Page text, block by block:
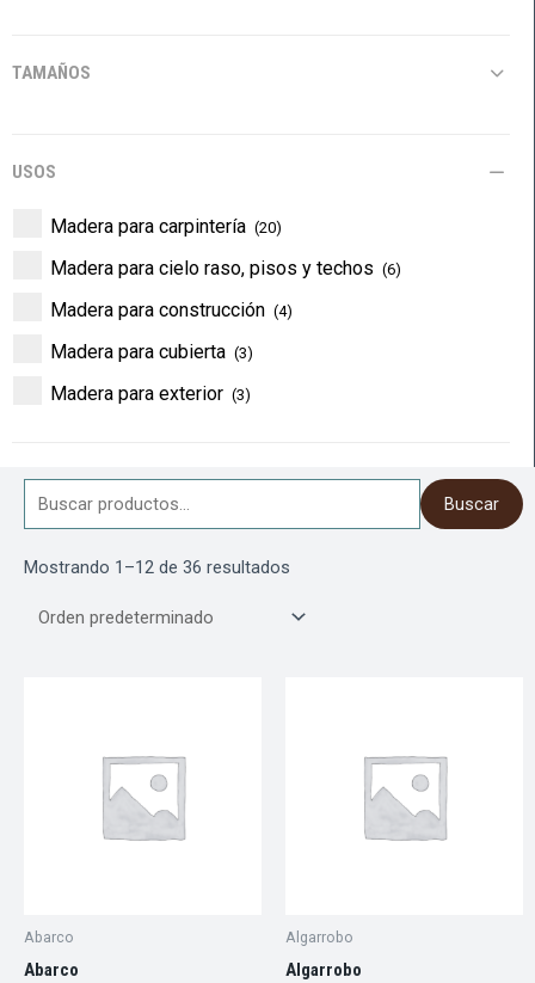
TAMAÑOS
USOS
Madera para carpintería (20)
Madera para cielo raso, pisos y techos (6)
Madera para construcción (4)
Madera para cubierta (3)
Madera para exterior (3)
Buscar
por:
Buscar
Mostrando 1–12 de 36 resultados
Abarco
Abarco
Algarrobo
Algarrobo